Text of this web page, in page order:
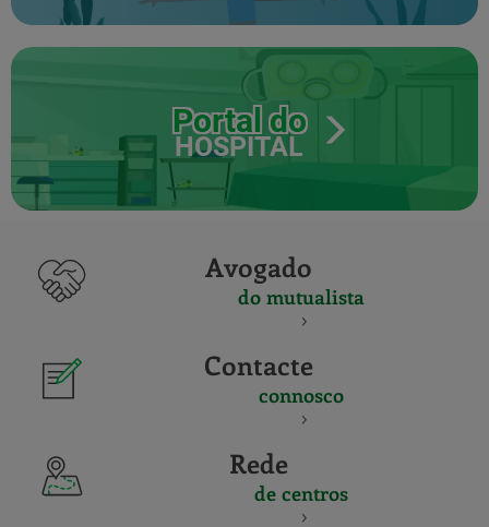
Portal do
HOSPITAL
Avogado
do mutualista
Contacte
connosco
Rede
de centros